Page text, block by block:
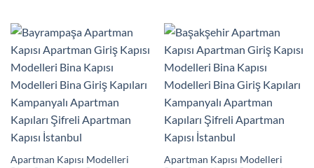
Apartman Kapısı Modelleri
Apartman Kapısı Modelleri